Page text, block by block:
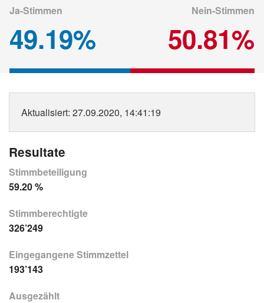
Ja-Stimmen
49.19%
Nein-Stimmen
50.81%
Aktualisiert: 27.09.2020, 14:41:19
Resultate
Stimmbeteiligung
59.20 %
Stimmberechtigte
326’249
Eingegangene Stimmzettel
193’143
Ausgezählt